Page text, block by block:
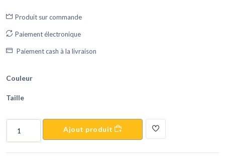
Produit sur commande
Paiement électronique
Paiement cash à la livraison
Couleur
Taille
Ajout produit